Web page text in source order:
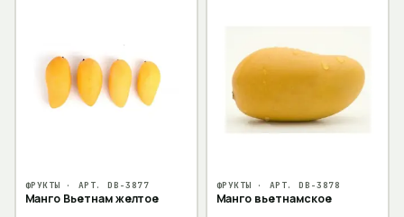
ФРУКТЫ · АРТ.DB-3877
Манго Вьетнам желтое
ФРУКТЫ · АРТ.DB-3878
Манго вьетнамское